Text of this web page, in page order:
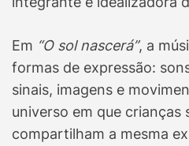
Em “O sol nascerá”, a
formas de expressão:
sinais, imagens e
universo em que crianças
compartilham a mesma